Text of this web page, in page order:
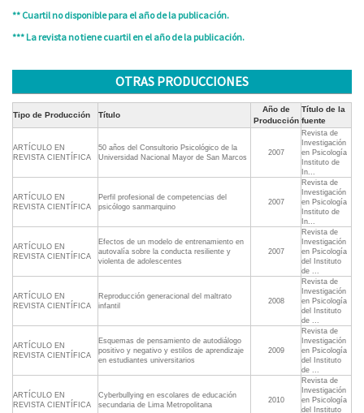
** Cuartil no disponible para el año de la publicación.
*** La revista no tiene cuartil en el año de la publicación.
OTRAS PRODUCCIONES
Tipo de Producción Título
Año de
Producción
Título de la
fuente
ARTÍCULO EN
REVISTA CIENTÍFICA
50 años del Consultorio Psicológico de la
Universidad Nacional Mayor de San Marcos
2007
Revista de
Investigación
en Psicología
Instituto de
In...
ARTÍCULO EN
REVISTA CIENTÍFICA
Perfil profesional de competencias del
psicólogo sanmarquino
2007
Revista de
Investigación
en Psicología
Instituto de
In...
ARTÍCULO EN
REVISTA CIENTÍFICA
Efectos de un modelo de entrenamiento en
autovalía sobre la conducta resiliente y
violenta de adolescentes
2007
Revista de
Investigación
en Psicología
del Instituto
de ...
ARTÍCULO EN
REVISTA CIENTÍFICA
Reproducción generacional del maltrato
infantil
2008
Revista de
Investigación
en Psicología
del Instituto
de ...
ARTÍCULO EN
REVISTA CIENTÍFICA
Esquemas de pensamiento de autodiálogo
positivo y negativo y estilos de aprendizaje
en estudiantes universitarios
2009
Revista de
Investigación
en Psicología
del Instituto
de ...
ARTÍCULO EN
REVISTA CIENTÍFICA
Cyberbullying en escolares de educación
secundaria de Lima Metropolitana
2010
Revista de
Investigación
en Psicología
del Instituto